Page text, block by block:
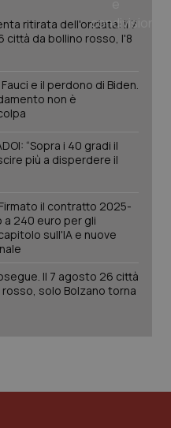
Testa Collo
ritirata dell'ondata: il 7
città da bollino rosso, l'8
e il perdono di Biden.
non è
“Sopra i 40 gradi il
più a disperdere il
il contratto 2025-
a 240 euro per gli
sull'IA e nuove
Il 7 agosto 26 città
solo Bolzano torna
CookieScript